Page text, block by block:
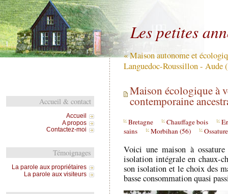
Les petites
« Maison autonome et
Languedoc-Roussillon - Aude
Maison écologique à
contemporaine
Bretagne Chauffage bois
sains
Morbihan (56)
Voici une maison à
isolation intégrale en chaux-
son isolation et le choix des
basse consommation quasi
Accueil & contact
Accueil
A propos
Contactez-moi
Témoignages
La parole aux propriétaires
La parole aux visiteurs